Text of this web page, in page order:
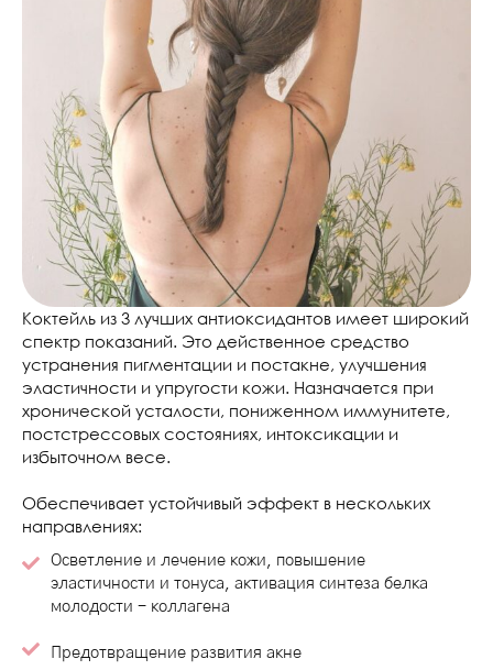
Коктейль из 3 лучших антиоксидантов имеет широкий
спектр показаний. Это действенное средство
устранения пигментации и постакне, улучшения
эластичности и упругости кожи. Назначается при
хронической усталости, пониженном иммунитете,
постстрессовых состояниях, интоксикации и
избыточном весе.
Обеспечивает устойчивый эффект в нескольких
направлениях:
Осветление и лечение кожи, повышение
эластичности и тонуса, активация синтеза белка
молодости - коллагена
Предотвращение развития акне